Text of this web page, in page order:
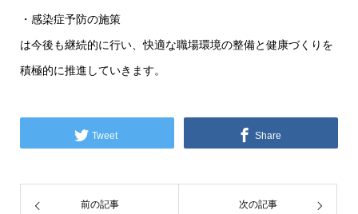
・感染症予防の施策
は今後も継続的に行い、快適な職場環境の整備と健康づくりを
積極的に推進していきます。
Tweet Share
前の記事 次の記事